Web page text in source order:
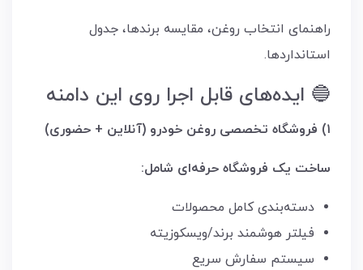
راهنمای انتخاب روغن، مقایسه برندها، جدول
استانداردها.
🔵 ایده‌های قابل اجرا روی این دامنه
۱) فروشگاه تخصصی روغن خودرو (آنلاین + حضوری)
ساخت یک فروشگاه حرفه‌ای شامل:
دسته‌بندی کامل محصولات
فیلتر هوشمند برند/ویسکوزیته
سیستم سفارش سریع